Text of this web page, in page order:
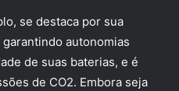
se destaca por sua
autonomias
de suas baterias, e é
de CO2. Embora seja